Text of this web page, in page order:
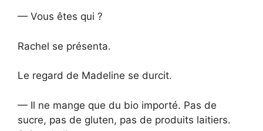
— Vous êtes qui ?
Rachel se présenta.
Le regard de Madeline se durcit.
— Il ne mange que du bio importé. Pas de
sucre, pas de gluten, pas de produits laitiers.